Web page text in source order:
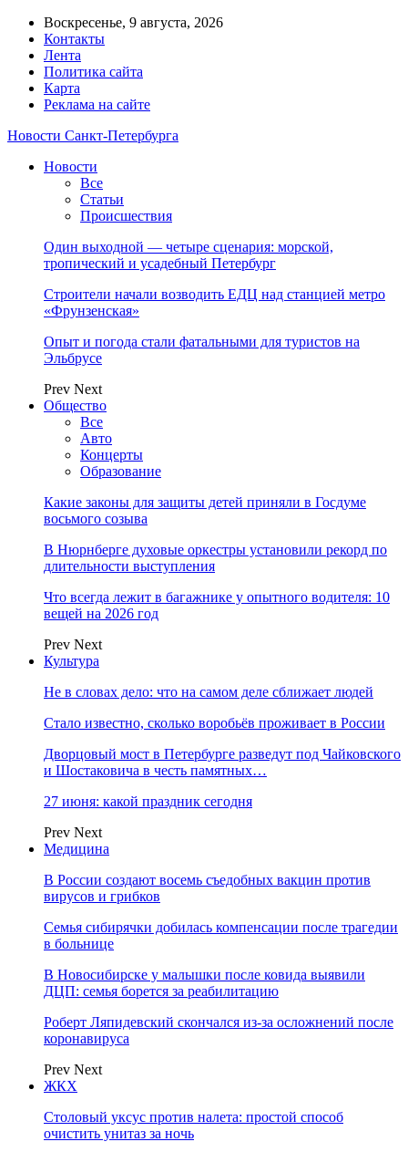
Воскресенье, 9 августа, 2026
Контакты
Лента
Политика сайта
Карта
Реклама на сайте
Новости Санкт-Петербурга
Новости
Все
Статьи
Происшествия
Один выходной — четыре сценария: морской,
тропический и усадебный Петербург
Строители начали возводить ЕДЦ над станцией метро
«Фрунзенская»
Опыт и погода стали фатальными для туристов на
Эльбрусе
Prev Next
Общество
Все
Авто
Концерты
Образование
Какие законы для защиты детей приняли в Госдуме
восьмого созыва
В Нюрнберге духовые оркестры установили рекорд по
длительности выступления
Что всегда лежит в багажнике у опытного водителя: 10
вещей на 2026 год
Prev Next
Культура
Не в словах дело: что на самом деле сближает людей
Стало известно, сколько воробьёв проживает в России
Дворцовый мост в Петербурге разведут под Чайковского
и Шостаковича в честь памятных…
27 июня: какой праздник сегодня
Prev Next
Медицина
В России создают восемь съедобных вакцин против
вирусов и грибков
Семья сибирячки добилась компенсации после трагедии
в больнице
В Новосибирске у малышки после ковида выявили
ДЦП: семья борется за реабилитацию
Роберт Ляпидевский скончался из-за осложнений после
коронавируса
Prev Next
ЖКХ
Столовый уксус против налета: простой способ
очистить унитаз за ночь